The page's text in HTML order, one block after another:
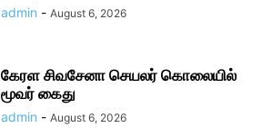
admin - August 6, 2026
கேரள சிவசேனா செயலர் கொலையில்
மூவர் கைது
admin - August 6, 2026